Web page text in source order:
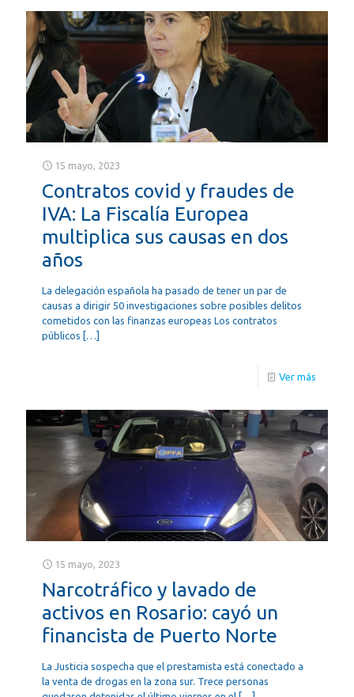
15 mayo, 2023
Contratos covid y fraudes de
IVA: La Fiscalía Europea
multiplica sus causas en dos
años
La delegación española ha pasado de tener un par de
causas a dirigir 50 investigaciones sobre posibles delitos
cometidos con las finanzas europeas Los contratos
públicos […]
Ver más
15 mayo, 2023
Narcotráfico y lavado de
activos en Rosario: cayó un
financista de Puerto Norte
La Justicia sospecha que el prestamista está conectado a
la venta de drogas en la zona sur. Trece personas